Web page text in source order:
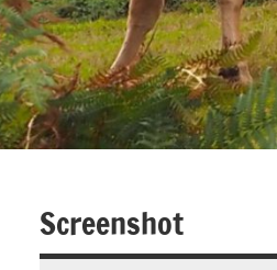
Screenshot